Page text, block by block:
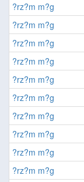
?rz?m m?g
?rz?m m?g
?rz?m m?g
?rz?m m?g
?rz?m m?g
?rz?m m?g
?rz?m m?g
?rz?m m?g
?rz?m m?g
?rz?m m?g